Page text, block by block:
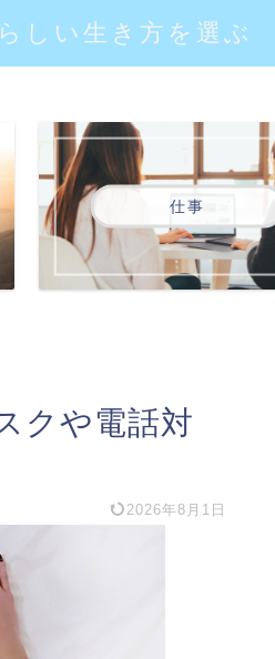
しい生き方を選ぶ
仕事
クや電話対
2026年8月1日